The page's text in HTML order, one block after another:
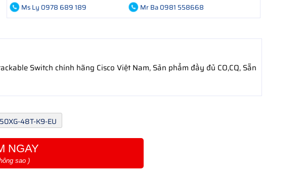
Ms Ly 0978 689 189
Mr Ba 0981 558668
Switch chính hãng Cisco Việt Nam, Sản phẩm đầy đủ CO,CQ, Sẵn
48T-K9-EU
NGAY
sao )